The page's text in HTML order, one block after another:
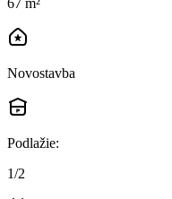
Novostavba
Podlažie:
1/2